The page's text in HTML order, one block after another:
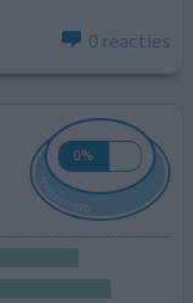
0 reacties